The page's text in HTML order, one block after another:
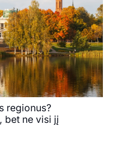
regionus?
bet ne visi jį